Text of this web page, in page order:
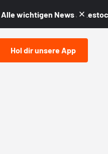
Alle wichtigen News &
Hol dir unsere App